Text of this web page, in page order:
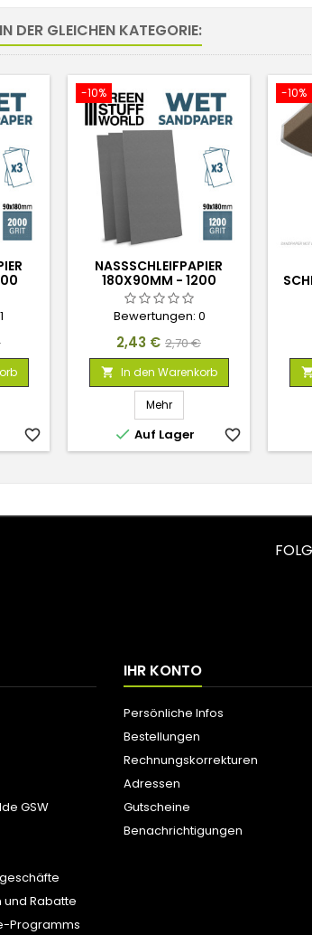
DER GLEICHEN KATEGORIE:
1
K
1
favorite_border
-10%
NASSSCHLEIFPAPIER 1
80X90MM - 1200 K
ÖRNUNG
Bewertungen: 0
Preis
2,43 € Verkaufspreis
2,70 €
 In den Warenkorb
Mehr
 Auf Lager favorite_border
-10%

GSW
Rabatte
Programms
IHR KONTO
Persönliche Infos
Bestellungen
Rechnungskorrekturen
Adressen
Gutscheine
Benachrichtigungen